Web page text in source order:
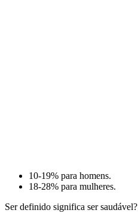
10-19% para homens.
18-28% para mulheres.
Ser definido significa ser saudável?